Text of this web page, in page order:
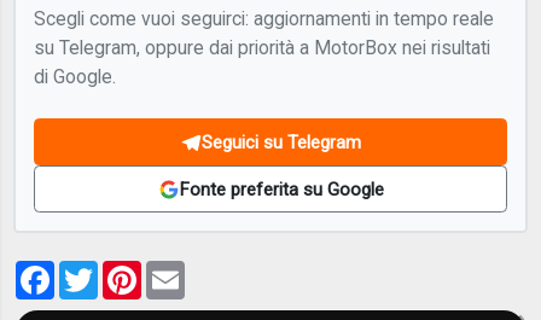
Scegli come vuoi seguirci: aggiornamenti in tempo reale
su Telegram, oppure dai priorità a MotorBox nei risultati
di Google.
Seguici su Telegram
Fonte preferita su Google
Facebook
TwitterPinterest